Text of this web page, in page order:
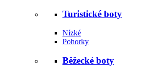
Turistické boty
Nízké
Pohorky
Běžecké boty